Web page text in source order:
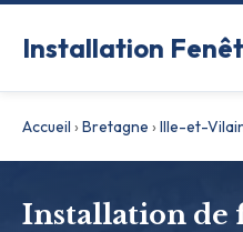
Installation
Accueil ›Bretagne ›Ille-et-
Installation de